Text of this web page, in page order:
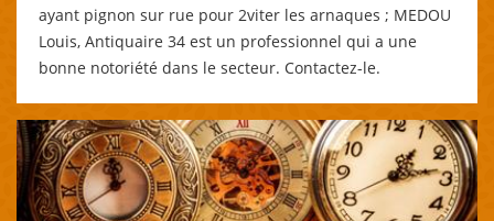
ayant pignon sur rue pour 2viter les arnaques ; MEDOU
Louis, Antiquaire 34 est un professionnel qui a une
bonne notoriété dans le secteur. Contactez-le.